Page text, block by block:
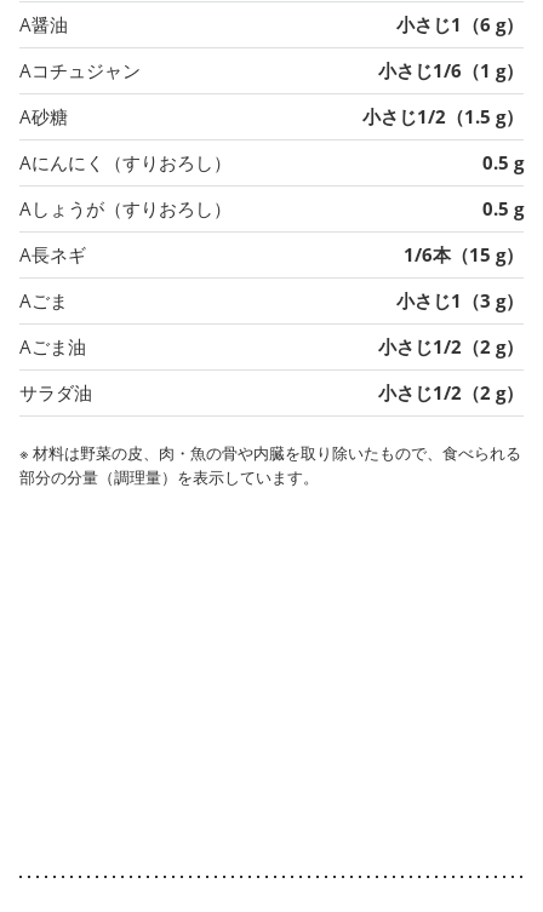
A醤油
小さじ1（6 g）
Aコチュジャン
小さじ1/6（1 g）
A砂糖
小さじ1/2（1.5 g）
Aにんにく（すりおろし）
0.5 g
Aしょうが（すりおろし）
0.5 g
A長ネギ
1/6本（15 g）
Aごま
小さじ1（3 g）
Aごま油
小さじ1/2（2 g）
サラダ油
小さじ1/2（2 g）
※ 材料は野菜の皮、肉・魚の骨や内臓を取り除いたもので、食べられる
部分の分量（調理量）を表示しています。